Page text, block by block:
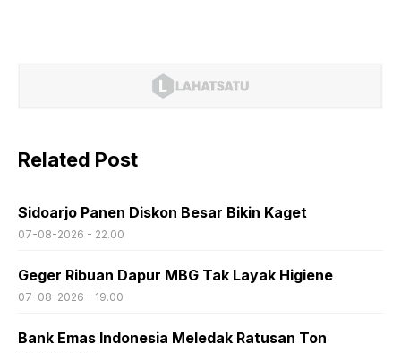
Related Post
Sidoarjo Panen Diskon Besar Bikin Kaget
07-08-2026 - 22.00
Geger Ribuan Dapur MBG Tak Layak Higiene
07-08-2026 - 19.00
Bank Emas Indonesia Meledak Ratusan Ton